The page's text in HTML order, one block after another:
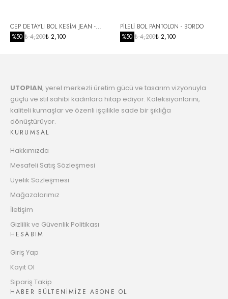
6
1117.52 TL
8
Taksit
1172.69 TL
Taksit
12
CEP DETAYLI BOL KESİM JEAN -
SİYAH
%50 ₺ 4,200₺ 2,100
PİLELİ BOL PANTOLON - BORDO
%50 ₺ 4,200₺ 2,100
UTOPIAN, yerel merkezli üretim gücü ve tasarım vizyonuyla
güçlü ve stil sahibi kadınlara hitap ediyor. Koleksiyonlarını,
kaliteli kumaşlar ve özenli işçilikle sade bir şıklığa
dönüştürüyor.
KURUMSAL
Hakkımızda
Mesafeli Satış Sözleşmesi
Üyelik Sözleşmesi
Mağazalarımız
İletişim
Gizlilik ve Güvenlik Politikası
HESABIM
Giriş Yap
Kayıt Ol
Sipariş Takip
HABER BÜLTENİMİZE ABONE OL